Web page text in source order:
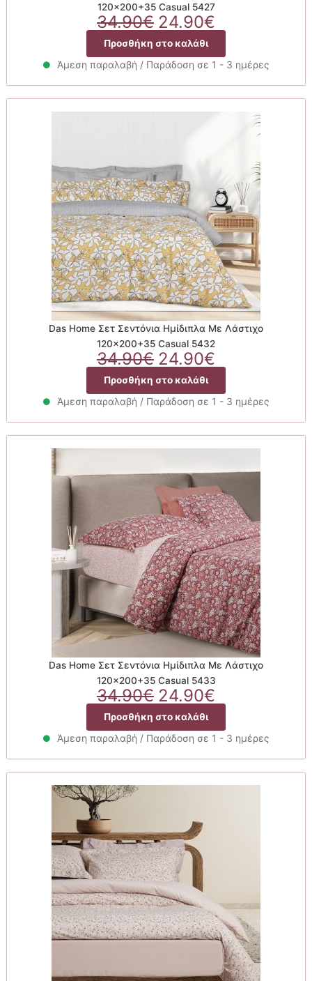
120×200+35 Casual 5427
34.90€ Original
price
was:
34.90€.
24.90€
τρέχουσα
τιμή
είναι:
24.90€.
Προσθήκη στο καλάθι
Άμεση παραλαβή / Παράδοση σε 1 - 3 ημέρες
Das Home Σετ Σεντόνια Ημίδιπλα Με Λάστιχο
120×200+35 Casual 5432
34.90€ Original
price
was:
34.90€.
24.90€
τρέχουσα
τιμή
είναι:
24.90€.
Προσθήκη στο καλάθι
Άμεση παραλαβή / Παράδοση σε 1 - 3 ημέρες
Das Home Σετ Σεντόνια Ημίδιπλα Με Λάστιχο
120×200+35 Casual 5433
34.90€ Original
price
was:
34.90€.
24.90€
τρέχουσα
τιμή
είναι:
24.90€.
Προσθήκη στο καλάθι
Άμεση παραλαβή / Παράδοση σε 1 - 3 ημέρες